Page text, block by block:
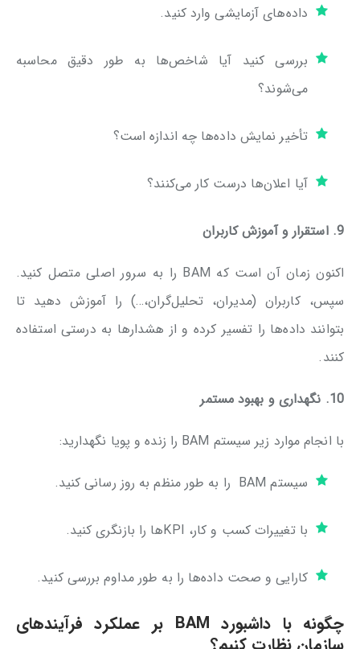
داده‌های آزمایشی وارد کنید.
بررسی کنید آیا شاخص‌ها به طور دقیق محاسبه
می‌شوند؟
تأخیر نمایش داده‌ها چه اندازه است؟
آیا اعلان‌ها درست کار می‌کنند؟
9. استقرار و آموزش کاربران
اکنون زمان آن است که BAM را به سرور اصلی متصل کنید.
سپس، کاربران (مدیران، تحلیل‌گران،…) را آموزش دهید تا
بتوانند داده‌ها را تفسیر کرده و از هشدارها به درستی استفاده
کنند.
10. نگهداری و بهبود مستمر
با انجام موارد زیر سیستم BAM را زنده و پویا نگهدارید:
سیستم BAM را به طور منظم به روز رسانی کنید.
با تغییرات کسب و کار، KPIها را بازنگری کنید.
کارایی و صحت داده‌ها را به طور مداوم بررسی کنید.
چگونه با داشبورد BAM بر عملکرد فرآیندهای